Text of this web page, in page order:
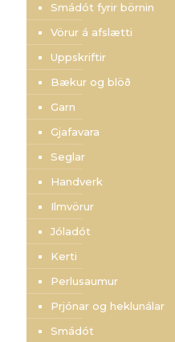
Smádót fyrir börnin
Vörur á afslætti
Uppskriftir
Bækur og blöð
Garn
Gjafavara
Seglar
Handverk
Ilmvörur
Jóladót
Kerti
Perlusaumur
Prjónar og heklunálar
Smádót